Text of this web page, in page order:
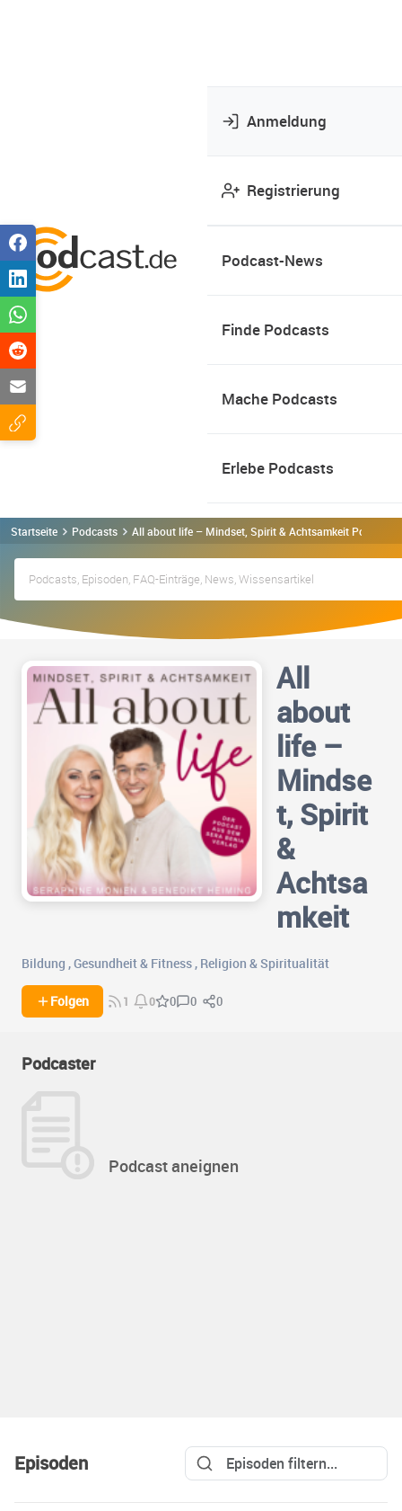
Anmeldung
Registrierung
Podcast-News
Finde Podcasts
Mache Podcasts
Erlebe Podcasts
Startseite Podcasts All about life – Mindset, Spirit & Achtsamkeit Podcast
All
about
life –
Mindse
t, Spirit
&
Achtsa
mkeit
Bildung ,Gesundheit & Fitness , Religion & Spiritualität
Folgen 1 0 0 0 0
Podcaster
Podcast aneignen
Episoden